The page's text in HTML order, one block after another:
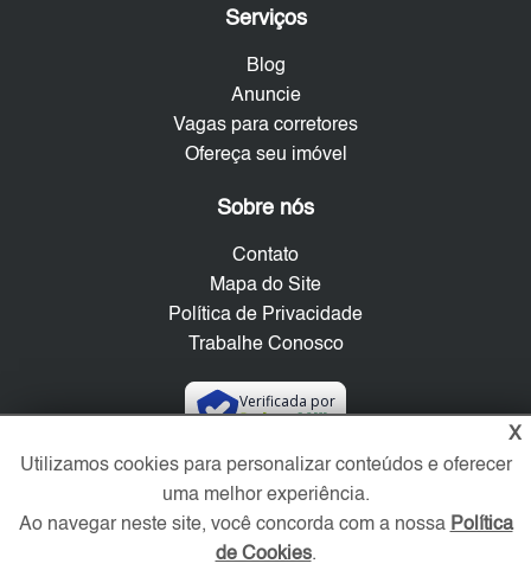
Serviços
Blog
Anuncie
Vagas para corretores
Ofereça seu imóvel
Sobre nós
Contato
Mapa do Site
Política de Privacidade
Trabalhe Conosco
Verificada por
Redes Sociais
X
Utilizamos cookies para personalizar conteúdos e oferecer
uma melhor experiência.
Ao navegar neste site, você concorda com a nossa Política
de Cookies.